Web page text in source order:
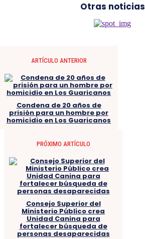
Otras noticias
ARTÍCULO ANTERIOR
Condena de 20 años de
prisión para un hombre por
homicidio en Los Guaricanos
PRÓXIMO ARTÍCULO
Consejo Superior del
Ministerio Público crea
Unidad Canina para
fortalecer búsqueda de
personas desaparecidas